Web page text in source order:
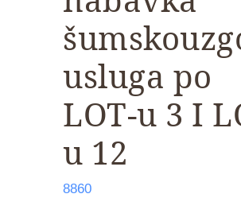
usluga po
LOT-u 3 I
u 12
8860